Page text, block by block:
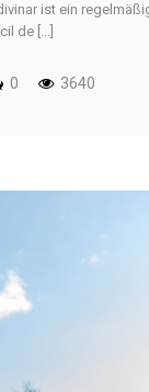
ist ein
de [...]
0 3640